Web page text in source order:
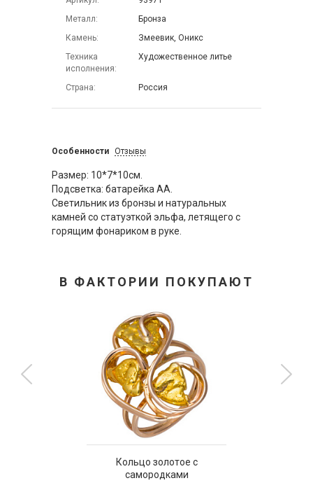
Металл
Бронза
Камень
Змеевик, Оникс
Техника
исполнения
Художественное литье
Страна Россия
Особенности Отзывы
Размер: 10*7*10см.
Подсветка: батарейка АА.
Светильник из бронзы и натуральных
камней со статуэткой эльфа, летящего с
горящим фонариком в руке.
В ФАКТОРИИ ПОКУПАЮТ
Кольцо золотое с
самородками